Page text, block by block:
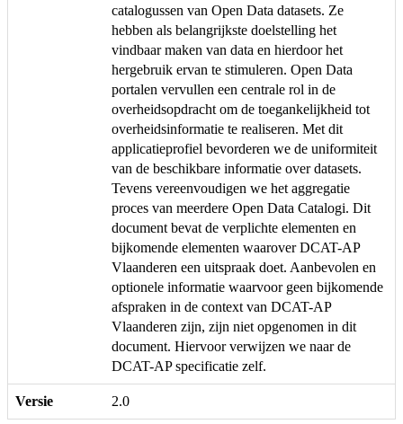
catalogussen van Open Data datasets. Ze
hebben als belangrijkste doelstelling het
vindbaar maken van data en hierdoor het
hergebruik ervan te stimuleren. Open Data
portalen vervullen een centrale rol in de
overheidsopdracht om de toegankelijkheid tot
overheidsinformatie te realiseren. Met dit
applicatieprofiel bevorderen we de uniformiteit
van de beschikbare informatie over datasets.
Tevens vereenvoudigen we het aggregatie
proces van meerdere Open Data Catalogi. Dit
document bevat de verplichte elementen en
bijkomende elementen waarover DCAT-AP
Vlaanderen een uitspraak doet. Aanbevolen en
optionele informatie waarvoor geen bijkomende
afspraken in de context van DCAT-AP
Vlaanderen zijn, zijn niet opgenomen in dit
document. Hiervoor verwijzen we naar de
DCAT-AP specificatie zelf.
Versie 2.0